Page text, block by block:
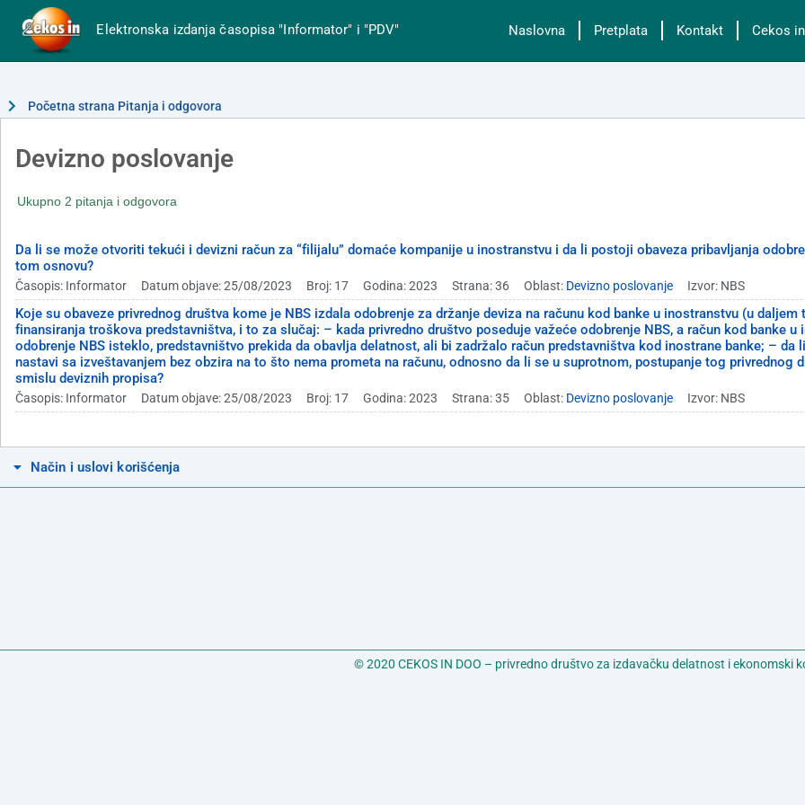
Elektronska izdanja časopisa "Informator" i "PDV" Naslovna Pretplata Kontakt Cekos in
Početna strana Pitanja i odgovora
Devizno poslovanje
Ukupno 2 pitanja i odgovora
Da li se može otvoriti tekući i devizni račun za “filijalu” domaće kompanije u inostranstvu i da li postoji obaveza pribavljanja
tom osnovu?
Časopis: Informator Datum objave: 25/08/2023 Broj: 17 Godina: 2023 Strana: 36 Oblast: Devizno poslovanje Izvor: NBS
Koje su obaveze privrednog društva kome je NBS izdala odobrenje za držanje deviza na računu kod banke u inostranstvu (u daljem
finansiranja troškova predstavništva, i to za slučaj: – kada privredno društvo poseduje važeće odobrenje NBS, a račun kod banke
odobrenje NBS isteklo, predstavništvo prekida da obavlja delatnost, ali bi zadržalo račun predstavništva kod inostrane banke; – da
nastavi sa izveštavanjem bez obzira na to što nema prometa na računu, odnosno da li se u suprotnom, postupanje tog privrednog
smislu deviznih propisa?
Časopis: Informator Datum objave: 25/08/2023 Broj: 17 Godina: 2023 Strana: 35 Oblast: Devizno poslovanje Izvor: NBS
Način i uslovi korišćenja
© 2020 CEKOS IN DOO – privredno društvo za izdavačku delatnost i ekonomski